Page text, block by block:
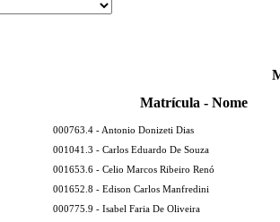
Matrícula - Nome
000763.4 - Antonio Donizeti Dias
001041.3 - Carlos Eduardo De Souza
001653.6 - Celio Marcos Ribeiro Renó
001652.8 - Edison Carlos Manfredini
000775.9 - Isabel Faria De Oliveira